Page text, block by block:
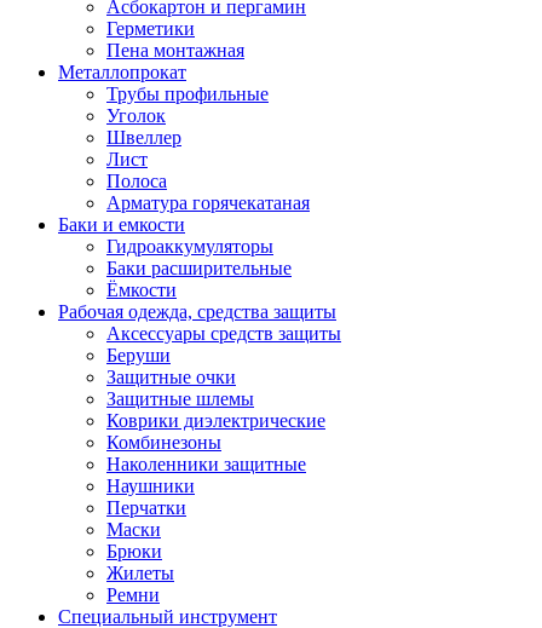
Асбокартон и пергамин
Герметики
Пена монтажная
Металлопрокат
Трубы профильные
Уголок
Швеллер
Лист
Полоса
Арматура горячекатаная
Баки и емкости
Гидроаккумуляторы
Баки расширительные
Ёмкости
Рабочая одежда, средства защиты
Аксессуары средств защиты
Беруши
Защитные очки
Защитные шлемы
Коврики диэлектрические
Комбинезоны
Наколенники защитные
Наушники
Перчатки
Маски
Брюки
Жилеты
Ремни
Специальный инструмент